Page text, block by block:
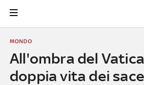
All'ombra del
doppia vita dei
MONDO